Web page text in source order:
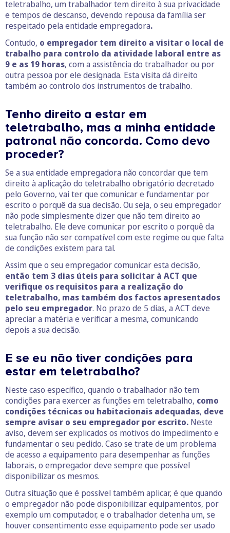
teletrabalho, um trabalhador tem direito à sua privacidade
e tempos de descanso, devendo repousa da família ser
respeitado pela entidade empregadora.
Contudo, o empregador tem direito a visitar o local de
trabalho para controlo da atividade laboral entre as
9 e as 19 horas, com a assistência do trabalhador ou por
outra pessoa por ele designada. Esta visita dá direito
também ao controlo dos instrumentos de trabalho.
Tenho direito a estar em
teletrabalho, mas a minha entidade
patronal não concorda. Como devo
proceder?
Se a sua entidade empregadora não concordar que tem
direito à aplicação do teletrabalho obrigatório decretado
pelo Governo, vai ter que comunicar e fundamentar por
escrito o porquê da sua decisão. Ou seja, o seu empregador
não pode simplesmente dizer que não tem direito ao
teletrabalho. Ele deve comunicar por escrito o porquê da
sua função não ser compatível com este regime ou que falta
de condições existem para tal.
Assim que o seu empregador comunicar esta decisão,
então tem 3 dias úteis para solicitar à ACT que
verifique os requisitos para a realização do
teletrabalho, mas também dos factos apresentados
pelo seu empregador. No prazo de 5 dias, a ACT deve
apreciar a matéria e verificar a mesma, comunicando
depois a sua decisão.
E se eu não tiver condições para
estar em teletrabalho?
Neste caso específico, quando o trabalhador não tem
condições para exercer as funções em teletrabalho, como
condições técnicas ou habitacionais adequadas, deve
sempre avisar o seu empregador por escrito. Neste
aviso, devem ser explicados os motivos do impedimento e
fundamentar o seu pedido. Caso se trate de um problema
de acesso a equipamento para desempenhar as funções
laborais, o empregador deve sempre que possível
disponibilizar os mesmos.
Outra situação que é possível também aplicar, é que quando
o empregador não pode disponibilizar equipamentos, por
exemplo um computador, e o trabalhador detenha um, se
houver consentimento esse equipamento pode ser usado